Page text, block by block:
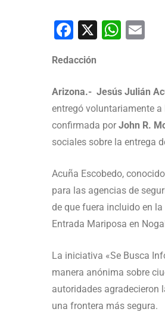
Facebook
X
Redacción
Arizona.- Jesús Julián
entregó voluntariamente
confirmada por John R.
sociales sobre la entrega
Acuña Escobedo,
para las agencias de
de que fuera incluido en
Entrada Mariposa en
La iniciativa «Se Busca
manera anónima sobre
autoridades agradecieron
una frontera más segura.